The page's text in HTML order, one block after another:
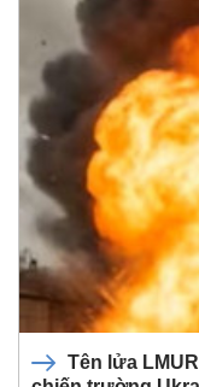
Tên lửa